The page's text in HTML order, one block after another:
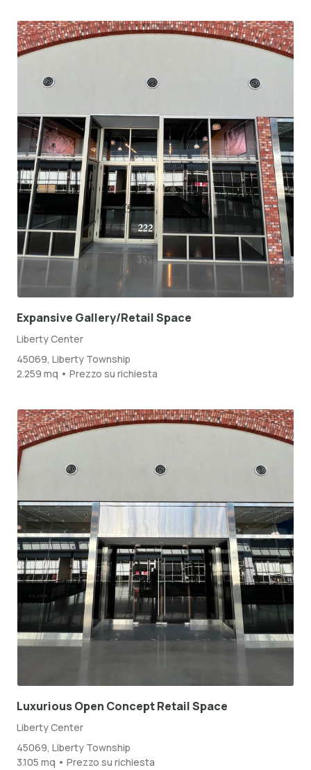
Expansive Gallery/Retail Space
Liberty Center
45069, Liberty Township
2.259 mq • Prezzo su richiesta
Luxurious Open Concept Retail Space
Liberty Center
45069, Liberty Township
3.105 mq • Prezzo su richiesta